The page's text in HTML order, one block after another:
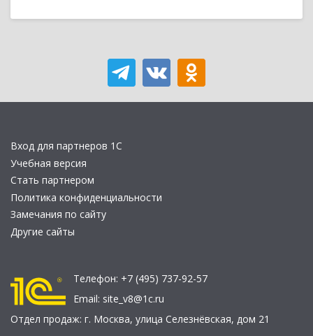
Вход для партнеров 1С
Учебная версия
Стать партнером
Политика конфиденциальности
Замечания по сайту
Другие сайты
Телефон: +7 (495) 737-92-57
Email: site_v8@1c.ru
Отдел продаж: г. Москва, улица Селезнёвская, дом 21